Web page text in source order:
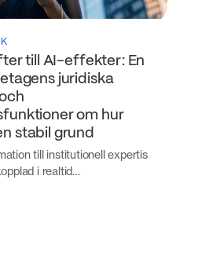
till AI-effekter: En
juridiska
om hur
stabil grund
till institutionell expertis
i realtid…